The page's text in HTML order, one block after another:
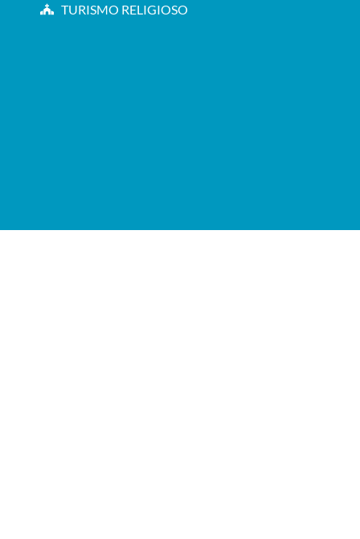
TURISMO RELIGIOSO